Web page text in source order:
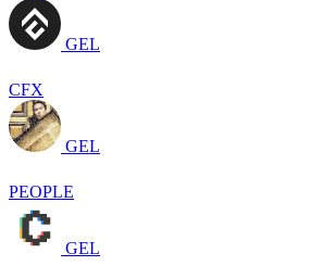
GEL
CFX
GEL
PEOPLE
GEL